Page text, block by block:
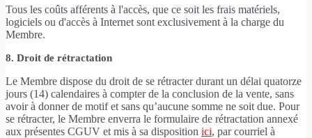
Tous les coûts afférents à l'accès, que ce soit les frais matériels,
logiciels ou d'accès à Internet sont exclusivement à la charge du
Membre.
8. Droit de rétractation
Le Membre dispose du droit de se rétracter durant un délai quatorze
jours (14) calendaires à compter de la conclusion de la vente, sans
avoir à donner de motif et sans qu’aucune somme ne soit due. Pour
se rétracter, le Membre enverra le formulaire de rétractation annexé
aux présentes CGUV et mis à sa disposition ici, par courriel à